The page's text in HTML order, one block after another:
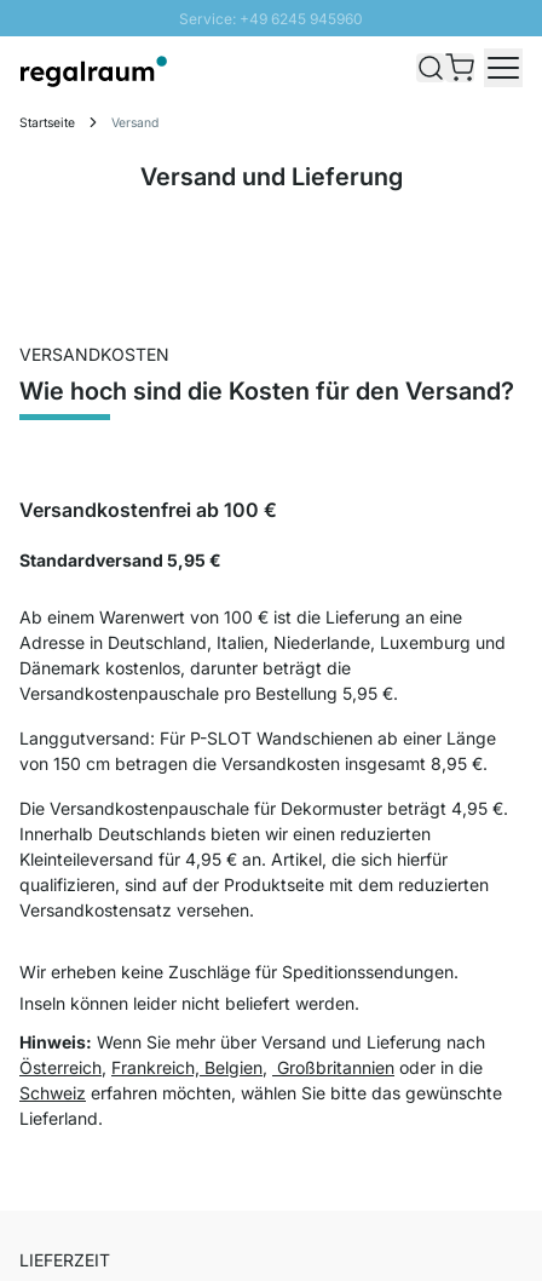
Service: +49 6245 945960
Schnelle Lieferung - Gratis Versand ab 100€
SUNNY SALE: Bis zu 20% Rabatt
Startseite Versand
Versand und Lieferung
VERSANDKOSTEN
Wie hoch sind die Kosten für den Versand?
Versandkostenfrei ab 100 €
Standardversand 5,95 €
Ab einem Warenwert von 100 € ist die Lieferung an eine
Adresse in Deutschland, Italien, Niederlande, Luxemburg und
Dänemark kostenlos, darunter beträgt die
Versandkostenpauschale pro Bestellung 5,95 €.
Langgutversand: Für P-SLOT Wandschienen ab einer Länge
von 150 cm betragen die Versandkosten insgesamt 8,95 €.
Die Versandkostenpauschale für Dekormuster beträgt 4,95 €.
Innerhalb Deutschlands bieten wir einen reduzierten
Kleinteileversand für 4,95 € an. Artikel, die sich hierfür
qualifizieren, sind auf der Produktseite mit dem reduzierten
Versandkostensatz versehen.
Wir erheben keine Zuschläge für Speditionssendungen.
Inseln können leider nicht beliefert werden.
Hinweis: Wenn Sie mehr über Versand und Lieferung nach
Österreich, Frankreich, Belgien, Großbritannien oder in die
Schweiz erfahren möchten, wählen Sie bitte das gewünschte
Lieferland.
LIEFERZEIT